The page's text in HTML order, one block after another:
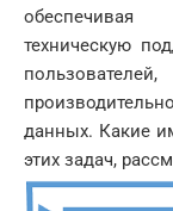
обеспечивая
техническую
данных. Какие
этих задач,